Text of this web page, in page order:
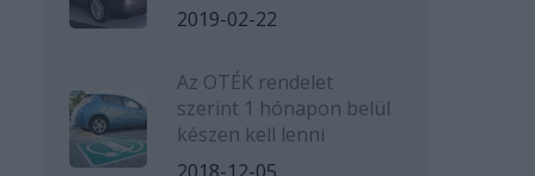
2019-02-22
Az OTÉK rendelet
szerint 1 hónapon belül
készen kell lenni